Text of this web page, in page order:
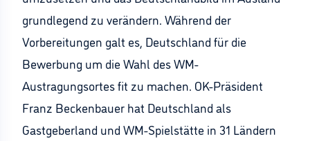
grundlegend zu verändern. Während der
Vorbereitungen galt es, Deutschland für die
Bewerbung um die Wahl des WM-
Austragungsortes fit zu machen. OK-Präsident
Franz Beckenbauer hat Deutschland als
Gastgeberland und WM-Spielstätte in 31 Ländern